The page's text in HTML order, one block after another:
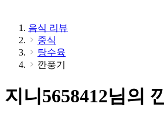
음식 리뷰
중식
탕수육
깐풍기
지니5658412님의